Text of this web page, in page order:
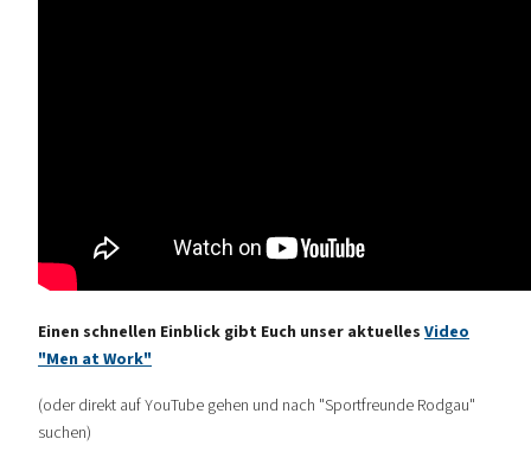
Einen schnellen Einblick gibt Euch unser aktuelles Video
"Men at Work"
(oder direkt auf YouTube gehen und nach "Sportfreunde Rodgau"
suchen)